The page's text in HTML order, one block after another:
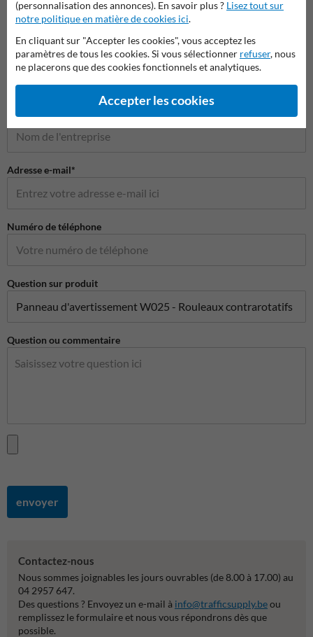
Poser votre question à Panneausecurite.be
Nom*
Nom de l'entreprise
Adresse e-mail*
Numéro de téléphone
Question sur produit
Question ou commentaire
envoyer
Contactez-nous
Nous sommes joignables les jours ouvrables (de 8.00 à 17.00) au
04 2957 647.
Des questions ? Envoyez un e-mail à info@trafficsupply.beou
remplissez le formulaire et nous vous répondrons dès que
possible.
(personnalisation des annonces). En savoir plus ? Lisez tout sur
notre politique en matière de cookies ici.
En cliquant sur "Accepter les cookies", vous acceptez les
paramètres de tous les cookies. Si vous sélectionner refuser, nous
ne placerons que des cookies fonctionnels et analytiques.
Accepter les cookies